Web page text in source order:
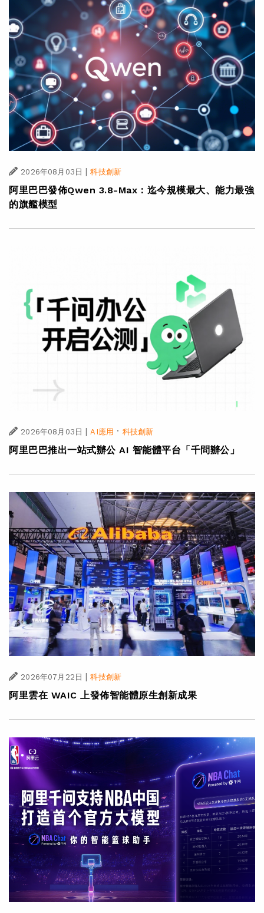
2026年08月03日 | 科技創新
阿里巴巴發佈Qwen 3.8-Max：迄今規模最大、能力最強
的旗艦模型
2026年08月03日 | AI應用 · 科技創新
阿里巴巴推出一站式辦公 AI 智能體平台「千問辦公」
2026年07月22日 | 科技創新
阿里雲在 WAIC 上發佈智能體原生創新成果